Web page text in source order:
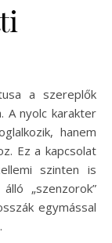
a szereplők
A nyolc karakter
hanem
Ez a kapcsolat
szinten is
„szenzorok”
egymással